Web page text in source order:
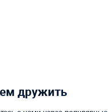
дружить